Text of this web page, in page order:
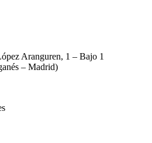
Aranguren, 1 – Bajo 1
– Madrid)